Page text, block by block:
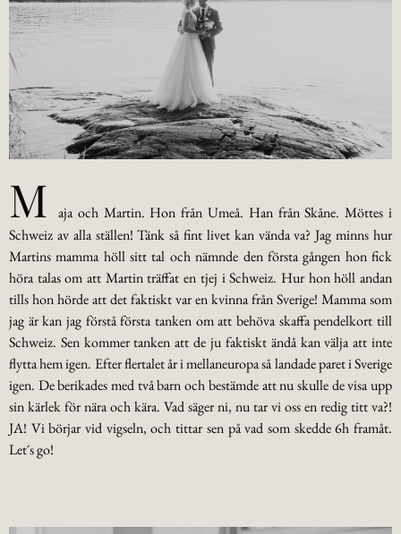
M
aja och Martin. Hon från Umeå. Han från Skåne. Möttes i
Schweiz av alla ställen! Tänk så fint livet kan vända va? Jag minns hur
Martins mamma höll sitt tal och nämnde den första gången hon fick
höra talas om att Martin träffat en tjej i Schweiz. Hur hon höll andan
tills hon hörde att det faktiskt var en kvinna från Sverige! Mamma som
jag är kan jag förstå första tanken om att behöva skaffa pendelkort till
Schweiz. Sen kommer tanken att de ju faktiskt ändå kan välja att inte
flytta hem igen. Efter flertalet år i mellaneuropa så landade paret i Sverige
igen. De berikades med två barn och bestämde att nu skulle de visa upp
sin kärlek för nära och kära. Vad säger ni, nu tar vi oss en redig titt va?!
JA! Vi börjar vid vigseln, och tittar sen på vad som skedde 6h framåt.
Let´s go!